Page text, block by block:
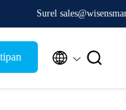
Surel
 